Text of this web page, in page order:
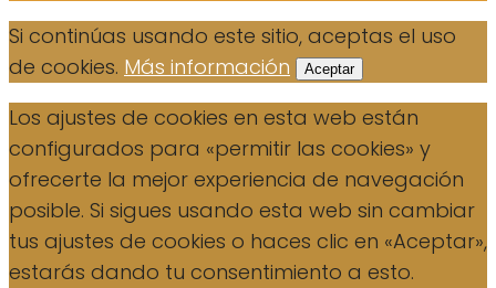
Si continúas usando este sitio, aceptas el uso
de cookies. Más información Aceptar
Los ajustes de cookies en esta web están
configurados para «permitir las cookies» y
ofrecerte la mejor experiencia de navegación
posible. Si sigues usando esta web sin cambiar
tus ajustes de cookies o haces clic en «Aceptar»,
estarás dando tu consentimiento a esto.